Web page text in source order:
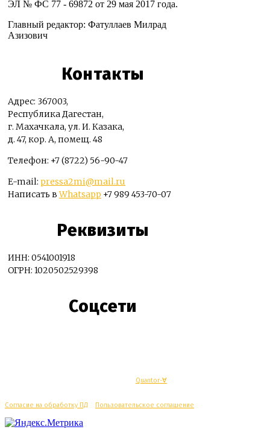
ЭЛ № ФС 77 - 69872 от 29 мая 2017 года.
Главный редактор: Фатуллаев Милрад
Азизович
Контакты
Адрес: 367003,
Республика Дагестан,
г. Махачкала, ул. И. Казака,
д. 47, кор. А, помещ. 48
Телефон: +7 (8722) 56-90-47
E-mail: pressa2mi@mail.ru
Написать вWhatsapp +7 989 453-70-07
Реквизиты
ИНН: 0541001918
ОГРН: 1020502529398
Соцсети
Quantor-∀
Согласие на обработку ПД Пользовательское соглашение